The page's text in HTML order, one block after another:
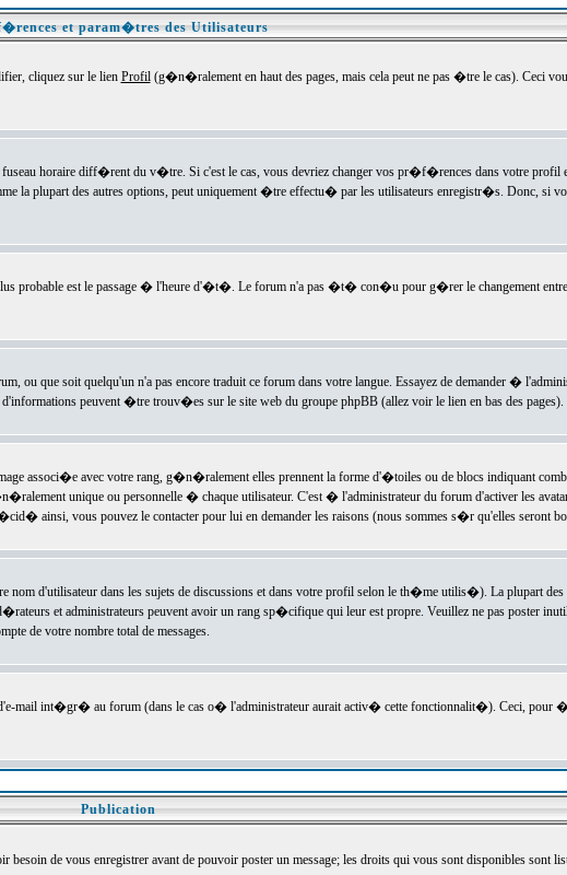
et param�tres des Utilisateurs
cliquez sur le lien Profil(g�n�ralement en haut des pages, mais cela peut ne pas �tre le cas). Ceci
horaire diff�rent du v�tre. Si c'est le cas, vous devriez changer vos pr�f�rences dans votre profil
la plupart des autres options, peut uniquement �tre effectu� par les utilisateurs enregistr�s. Donc, si
probable est le passage � l'heure d'�t�. Le forum n'a pas �t� con�u pour g�rer le changement
ou que soit quelqu'un n'a pas encore traduit ce forum dans votre langue. Essayez de demander �
peuvent �tre trouv�es sur le site web du groupe phpBB (allez voir le lien en bas des pages).
associ�e avec votre rang, g�n�ralement elles prennent la forme d'�toiles ou de blocs indiquant
unique ou personnelle � chaque utilisateur. C'est � l'administrateur du forum d'activer les
ainsi, vous pouvez le contacter pour lui en demander les raisons (nous sommes s�r qu'elles seront
d'utilisateur dans les sujets de discussions et dans votre profil selon le th�me utilis�). La plupart
et administrateurs peuvent avoir un rang sp�cifique qui leur est propre. Veuillez ne pas poster
de votre nombre total de messages.
mail int�gr� au forum (dans le cas o� l'administrateur aurait activ� cette fonctionnalit�). Ceci, pour
Publication
de vous enregistrer avant de pouvoir poster un message; les droits qui vous sont disponibles sont